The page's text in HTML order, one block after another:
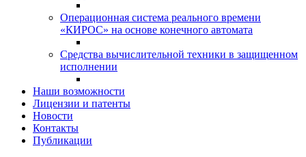
Операционная система реального времени
«КИРОС» на основе конечного автомата
Средства вычислительной техники в защищенном
исполнении
Наши возможности
Лицензии и патенты
Новости
Контакты
Публикации